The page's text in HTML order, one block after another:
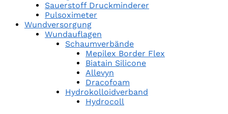
Sauerstoff Druckminderer
Pulsoximeter
Wundversorgung
Wundauflagen
Schaumverbände
Mepilex Border Flex
Biatain Silicone
Allevyn
Dracofoam
Hydrokolloidverband
Hydrocoll